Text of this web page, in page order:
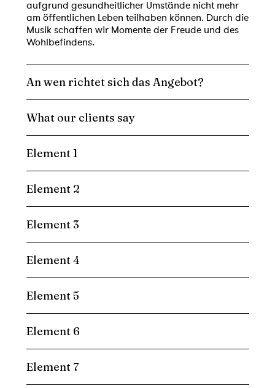
aufgrund gesundheitlicher Umstände nicht mehr
am öffentlichen Leben teilhaben können. Durch die
Musik schaffen wir Momente der Freude und des
Wohlbefindens.
An wen richtet sich das Angebot?
What our clients say
Element 1
Element 2
Element 3
Element 4
Element 5
Element 6
Element 7